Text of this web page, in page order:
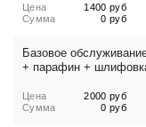
Цена
1400 руб
Сумма
0 руб
Базовое
+ парафин +
Цена
2000 руб
Сумма
0 руб